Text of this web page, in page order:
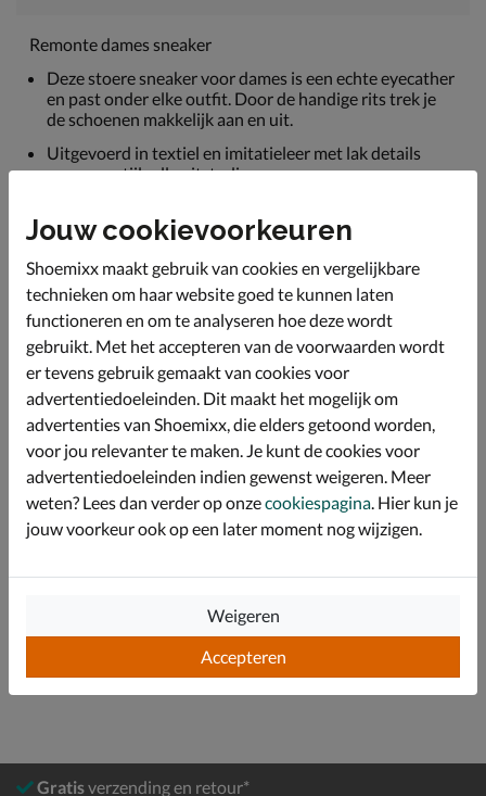
Remonte dames sneaker
Deze stoere sneaker voor dames is een echte eyecather
en past onder elke outfit. Door de handige rits trek je
de schoenen makkelijk aan en uit.
Uitgevoerd in textiel en imitatieleer met lak details
voor een stijlvolle uitstraling.
gewatteerde hielkap voor meer comfort rondom de
Bevat een memoryfoam-voetbed die lichte
ondersteuning biedt bij de voetboog. Zo raken je
voeten minder snel vermoeid. Het voetbed is ook
uitneembaar wanneer je liever eigen steunzolen
gebruikt.
Afgewerkt met een schokabsorberende sleehak van 5
cm hoog. De zool is flexibel en wikkelt makkelijk af.
Bekijk meer
Sneakers
Gratisverzending en retour*
Jouw cookievoorkeuren
Shoemixx maakt gebruik van cookies en vergelijkbare
technieken om haar website goed te kunnen laten
functioneren en om te analyseren hoe deze wordt
gebruikt. Met het accepteren van de voorwaarden wordt
er tevens gebruik gemaakt van cookies voor
advertentiedoeleinden. Dit maakt het mogelijk om
advertenties van Shoemixx, die elders getoond worden,
voor jou relevanter te maken. Je kunt de cookies voor
advertentiedoeleinden indien gewenst weigeren. Meer
weten? Lees dan verder op onzecookiespagina. Hier kun je
jouw voorkeur ook op een later moment nog wijzigen.
Accepteren
Weigeren